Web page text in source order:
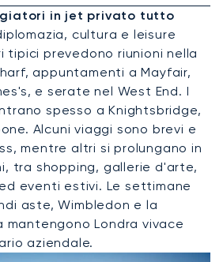
in jet privato tutto
cultura e leisure
tipici prevedono riunioni nella
appuntamenti a Mayfair,
e serate nel West End. I
spesso a Knightsbridge,
Alcuni viaggi sono brevi e
mentre altri si prolungano in
tra shopping, gallerie d'arte,
eventi estivi. Le settimane
aste, Wimbledon e la
mantengono Londra vivace
aziendale.